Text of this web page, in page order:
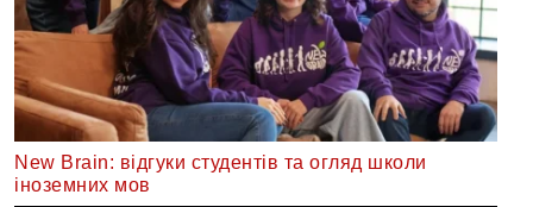
New Brain: відгуки студентів та огляд школи
іноземних мов